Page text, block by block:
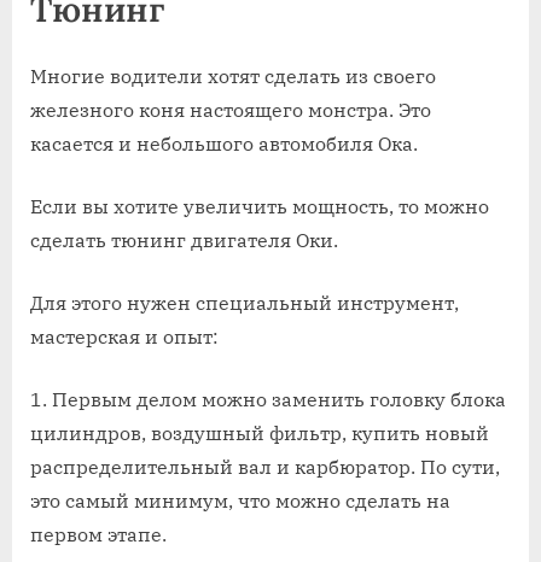
Многие водители хотят сделать из своего
железного коня настоящего монстра. Это
касается и небольшого автомобиля Ока.
Если вы хотите увеличить мощность, то можно
сделать тюнинг двигателя Оки.
Для этого нужен специальный инструмент,
мастерская и опыт:
Первым делом можно заменить головку блока
цилиндров, воздушный фильтр, купить новый
распределительный вал и карбюратор. По сути,
это самый минимум, что можно сделать на
первом этапе.